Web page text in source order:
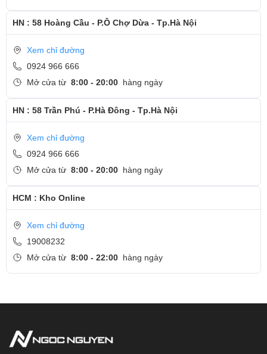
HN : 58 Hoàng Cầu - P.Ô Chợ Dừa - Tp.Hà Nội
Xem chỉ đường
0924 966 666
Mở cửa từ 8:00 - 20:00 hàng ngày
HN : 58 Trần Phú - P.Hà Đông - Tp.Hà Nội
Xem chỉ đường
0924 966 666
Mở cửa từ 8:00 - 20:00 hàng ngày
HCM : Kho Online
Xem chỉ đường
19008232
Mở cửa từ 8:00 - 22:00 hàng ngày